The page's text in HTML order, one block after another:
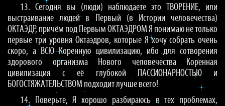
13. Сегодня вы (люди) наблюдаете это ТВОРЕНИЕ, или
выстраивание людей в Первый (в Истории человечества)
ОКТАЭДР, причём под Первым ОКТАЭДРОМ Я понимаю не только
первые три уровня Октаэдров, которые Я хочу собрать очень
скоро, а ВСЮ Коренную цивилизацию, ибо для сотворения
здорового организма Нового человечества Коренная
цивилизация с её глубокой ПАССИОНАРНОСТЬЮ и
БОГОСТЯЖАТЕЛЬСТВОМ подходит лучше всего!
14. Поверьте, Я хорошо разбираюсь в тех проблемах,